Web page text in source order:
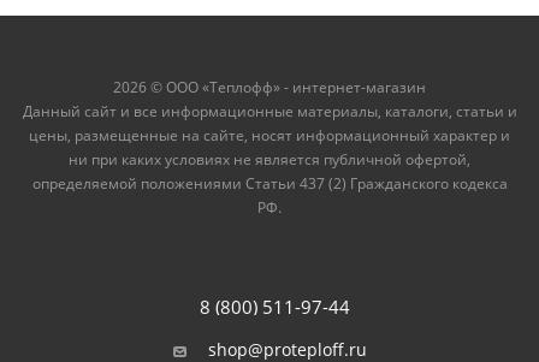
2026 © ООО «Теплофф» - интернет-магазин
Данный сайт и все информационные материалы, каталоги, статьи и
цены, размещенные на сайте, носят информационный характер и
ни при каких условиях не является публичной офертой,
определяемой положениями Статьи 437 (2) Гражданского кодекса
РФ.
8 (800) 511-97-44
shop@proteploff.ru